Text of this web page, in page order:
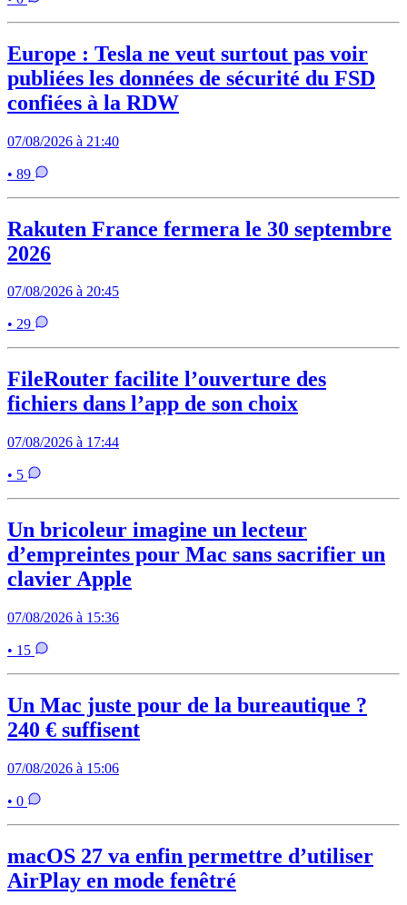
Europe : Tesla ne veut surtout pas voir
publiées les données de sécurité du FSD
confiées à la RDW
07/08/2026 à 21:40
• 89
Rakuten France fermera le 30 septembre
2026
07/08/2026 à 20:45
• 29
FileRouter facilite l’ouverture des
fichiers dans l’app de son choix
07/08/2026 à 17:44
• 5
Un bricoleur imagine un lecteur
d’empreintes pour Mac sans sacrifier un
clavier Apple
07/08/2026 à 15:36
• 15
Un Mac juste pour de la bureautique ?
240 € suffisent
07/08/2026 à 15:06
• 0
macOS 27 va enfin permettre d’utiliser
AirPlay en mode fenêtré